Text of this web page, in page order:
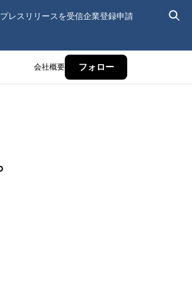
プレスリリースを受信企業登録申請
会社概要 フォロー